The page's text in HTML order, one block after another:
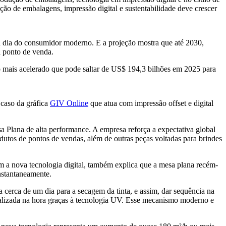
de embalagens, impressão digital e sustentabilidade deve crescer
do consumidor moderno. E a projeção mostra que até 2030,
ponto de venda.
acelerado que pode saltar de US$ 194,3 bilhões em 2025 para
da gráfica GIV Online que atua com impressão offset e digital
de alta performance. A empresa reforça a expectativa global
de pontos de vendas, além de outras peças voltadas para brindes
a nova tecnologia digital, também explica que a mesa plana recém-
de um dia para a secagem da tinta, e assim, dar sequência na
na hora graças à tecnologia UV. Esse mecanismo moderno e